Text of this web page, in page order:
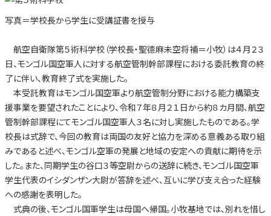
写真＝学校長から学生に受講証書を授与
航空自衛隊第５術科学校（学校長・聖德麻未空将補＝小牧）は４月２３
日、モンゴル国空軍人に対する航空管制幹部課程における委託教育の終
了に伴い、教育終了式を実施した。
本受託教育はモンゴル国空軍より航空管制分野における能力構築支
援事業を要望されたことにより、令和７年８月２１日から約８カ月間、航空
管制幹部課程にてモンゴル国空軍人３名に対し実施したものである。学
校長は式辞で、今回の教育は両国の友好と協力を深める意義ある取り組
みであると述べ、モンゴル空軍の発展と地域の安定への貢献に期待を示
した。また、同期学生の谷口３等空尉からの送辞に続き、モンゴル国空軍
学生代表のイシダンザン大尉が答辞を述べ、互いに学び支え合った経験
への感謝を表明した。
式典の後、モンゴル国軍学生は母国へ帰国。小牧基地では、別れを惜し